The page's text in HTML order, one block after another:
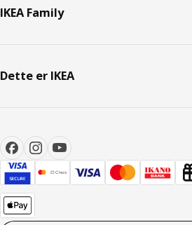
IKEA Family
Dette er IKEA